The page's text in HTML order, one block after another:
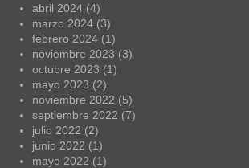
abril 2024 (4)
marzo 2024 (3)
febrero 2024 (1)
noviembre 2023 (3)
octubre 2023 (1)
mayo 2023 (2)
noviembre 2022 (5)
septiembre 2022 (7)
julio 2022 (2)
junio 2022 (1)
mayo 2022 (1)